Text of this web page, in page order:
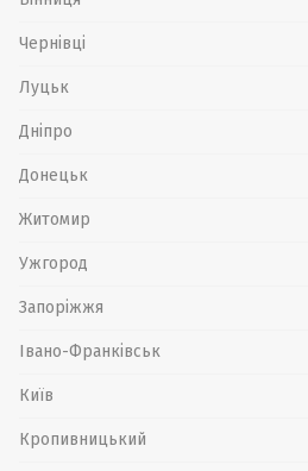
Чернівці
Луцьк
Дніпро
Донецьк
Житомир
Ужгород
Запоріжжя
Івано-Франківськ
Київ
Кропивницький